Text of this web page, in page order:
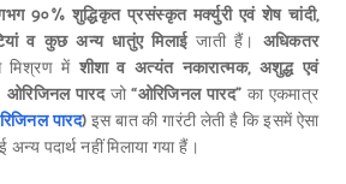
9०% शुद्धिकृत प्रसंस्कृत मर्क्युरी एवं शेष चांदी,
व कुछ अन्य धातुंए मिलाईजाती हैं। अधिकतर
में शीशा व अत्यंत नकारात्मक, अशुद्ध एवं
ओरिजिनल पारदजो“ओरिजिनल पारद” का एकमात्र
पारद)इस बात की गारंटी लेती है कि इसमें ऐसा
पदार्थ नहीं मिलाया गया हैं।